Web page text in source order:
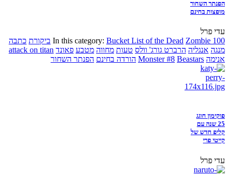
הפנתר השחור
מופצות בחינם
עדי פרל
In this category: Bucket List of the Dead Zombie 100 ביקורת כתבה
מנגה אנגליה הרברט גורג' וולס טעות מחווה מטבע פאונד attack on titan
אנימה
Monster #8 Beastars הורדה בחינם הפנתר השחור
פוקימון חוגג
25 שנה עם
קליפ חדש של
קייטי פרי
עדי פרל